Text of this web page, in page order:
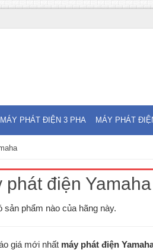
MÁY PHÁT ĐIỆN 3 PHA MÁY PHÁT
phát điện Yamaha
sản phẩm nào của hãng này.
giá mới nhất máy phát điện